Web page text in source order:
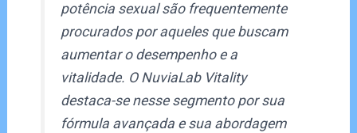
potência sexual são frequentemente
procurados por aqueles que buscam
aumentar o desempenho e a
vitalidade. O NuviaLab Vitality
destaca-se nesse segmento por sua
fórmula avançada e sua abordagem